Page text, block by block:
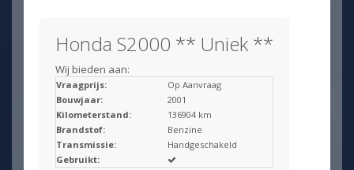
Honda S2000 ** Uniek **
Wij bieden aan:
Vraagprijs:
Op Aanvraag
Bouwjaar:
2001
Kilometerstand:
136904 km
Brandstof:
Benzine
Transmissie:
Handgeschakeld
Gebruikt: